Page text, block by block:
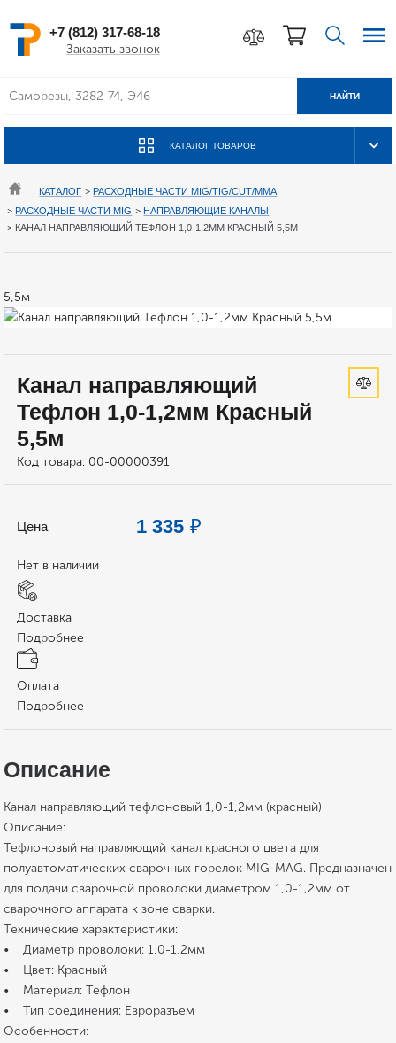
+7 (812) 317-68-18
Заказать звонок
КАТАЛОГ ТОВАРОВ
НАЙТИ
КАТАЛОГ >РАСХОДНЫЕ ЧАСТИ MIG/TIG/CUT/MMA
>РАСХОДНЫЕ ЧАСТИ MIG >НАПРАВЛЯЮЩИЕ КАНАЛЫ
> КАНАЛ НАПРАВЛЯЮЩИЙ ТЕФЛОН 1,0-1,2ММ КРАСНЫЙ 5,5М
5,5м
Канал направляющий
Тефлон 1,0-1,2мм Красный
5,5м
Код товара: 00-00000391
Цена 1 335 ₽
Нет в наличии
Доставка
Подробнее
Оплата
Подробнее
Описание
Канал направляющий тефлоновый 1,0-1,2мм (красный)
Описание:
Тефлоновый направляющий канал красного цвета для
полуавтоматических сварочных горелок MIG-MAG. Предназначен
для подачи сварочной проволоки диаметром 1,0-1,2мм от
сварочного аппарата к зоне сварки.
Технические характеристики:
• Диаметр проволоки: 1,0-1,2мм
• Цвет: Красный
• Материал: Тефлон
• Тип соединения: Евроразъем
Особенности: